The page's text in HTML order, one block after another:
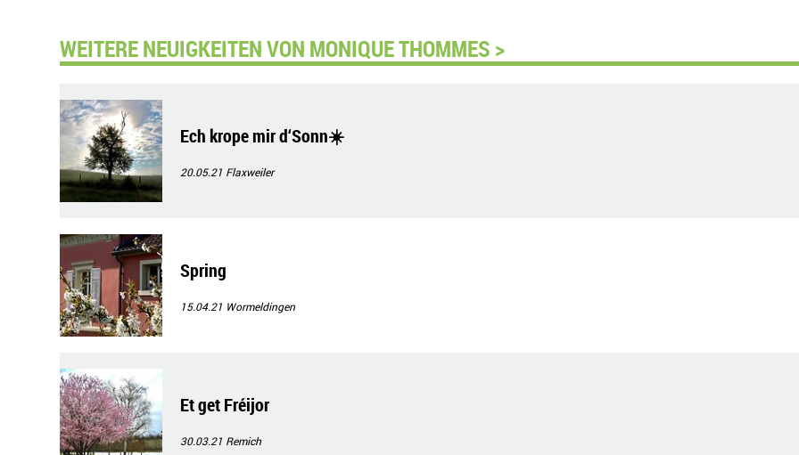
WEITERE NEUIGKEITEN VON MONIQUE THOMMES >
Ech krope mir d‘Sonn☀️
20.05.21 Flaxweiler
Spring
15.04.21 Wormeldingen
Et get Fréijor
30.03.21 Remich